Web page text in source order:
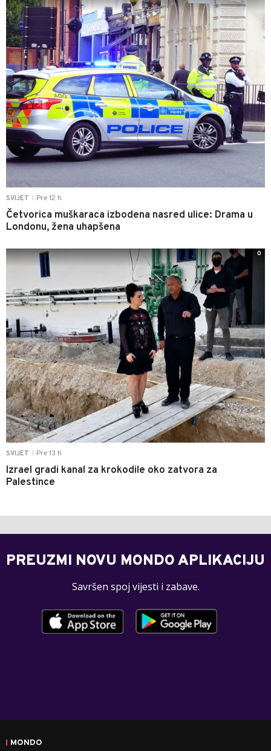
SVIJET Pre 12 h
Četvorica muškaraca izbodena nasred ulice: Drama u
Londonu, žena uhapšena
SVIJET Pre 13 h
Izrael gradi kanal za krokodile oko zatvora za
Palestince
0
PREUZMI NOVU MONDO APLIKACIJU
Savršen spoj vijesti i zabave.
MONDO